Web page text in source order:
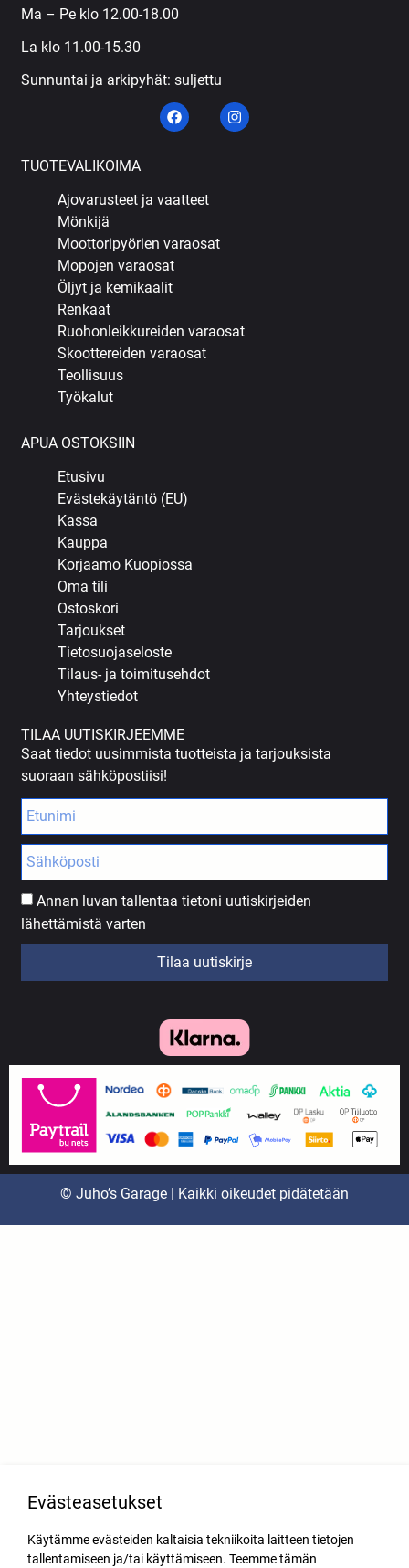
Ma – Pe klo 12.00-18.00
La klo 11.00-15.30
Sunnuntai ja arkipyhät: suljettu
TUOTEVALIKOIMA
Ajovarusteet ja vaatteet
Mönkijä
Moottoripyörien varaosat
Mopojen varaosat
Öljyt ja kemikaalit
Renkaat
Ruohonleikkureiden varaosat
Skoottereiden varaosat
Teollisuus
Työkalut
APUA OSTOKSIIN
Etusivu
Evästekäytäntö (EU)
Kassa
Kauppa
Korjaamo Kuopiossa
Oma tili
Ostoskori
Tarjoukset
Tietosuojaseloste
Tilaus- ja toimitusehdot
Yhteystiedot
TILAA UUTISKIRJEEMME
Saat tiedot uusimmista tuotteista ja tarjouksista
suoraan sähköpostiisi!
Annan luvan tallentaa tietoni uutiskirjeiden
lähettämistä varten
Tilaa uutiskirje
© Juho’s Garage | Kaikki oikeudet pidätetään
Evästeasetukset
Käytämme evästeiden kaltaisia tekniikoita laitteen tietojen
tallentamiseen ja/tai käyttämiseen. Teemme tämän